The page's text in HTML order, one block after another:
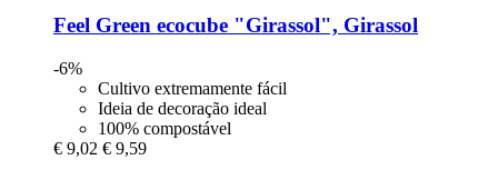
Feel Green ecocube "Girassol", Girassol
-6%
Cultivo extremamente fácil
Ideia de decoração ideal
100% compostável
€ 9,02 € 9,59